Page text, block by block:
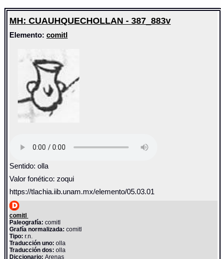
MH: CUAUHQUECHOLLAN - 387_883v
Elemento:comitl
Sentido: olla
Valor fonético: zoqui
https://tlachia.iib.unam.mx/elemento/05.03.01
comitl
Paleografía: comitl
Grafía normalizada: comitl
Tipo: r.n.
Traducción uno: olla
Traducción dos: olla
Diccionario:Arenas